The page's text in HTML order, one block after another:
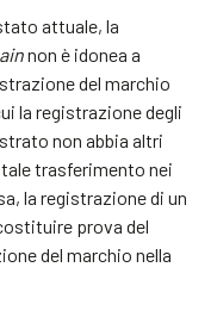
attuale, la
non è idonea a
del marchio
la registrazione degli
non abbia altri
trasferimento nei
la registrazione di un
prova del
del marchio nella